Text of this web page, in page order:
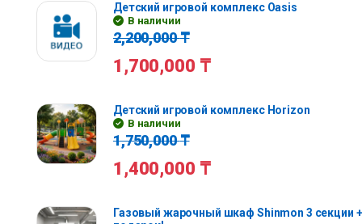
Детский игровой комплекс Oasis
В наличии
2,200,000₸
1,700,000 ₸
Детский игровой комплекс Horizon
В наличии
1,750,000₸
1,400,000 ₸
Газовый жарочный шкаф Shinmon 3 секции